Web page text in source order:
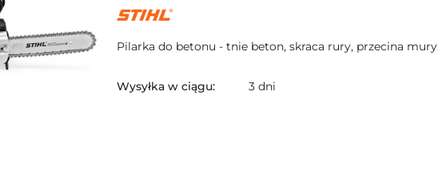
NAZWA
PRODUCENTA:
Pilarka do betonu - tnie beton, skraca rury, przecina
Wysyłka w ciągu: 3 dni